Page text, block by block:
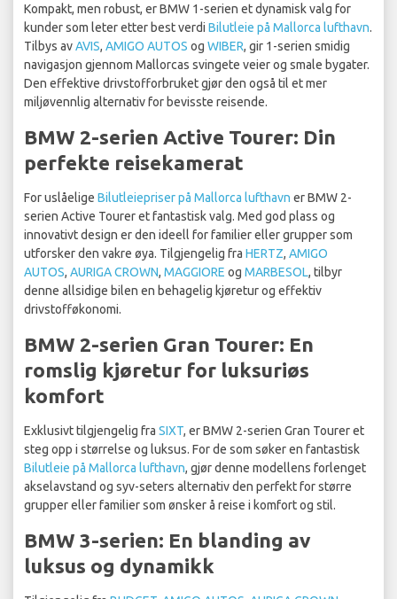
Kompakt, men robust, er BMW 1-serien et dynamisk valg for
kunder som leter etter best verdi Bilutleie på Mallorca lufthavn.
Tilbys avAVIS, AMIGO AUTOS og WIBER, gir 1-serien smidig
navigasjon gjennom Mallorcas svingete veier og smale bygater.
Den effektive drivstofforbruket gjør den også til et mer
miljøvennlig alternativ for bevisste reisende.
BMW 2-serien Active Tourer: Din
perfekte reisekamerat
For uslåelige Bilutleiepriser på Mallorca lufthavn er BMW 2-
serien Active Tourer et fantastisk valg. Med god plass og
innovativt design er den ideell for familier eller grupper som
utforsker den vakre øya. Tilgjengelig fra HERTZ, AMIGO
AUTOS, AURIGA CROWN, MAGGIORE og MARBESOL, tilbyr
denne allsidige bilen en behagelig kjøretur og effektiv
drivstofføkonomi.
BMW 2-serien Gran Tourer: En
romslig kjøretur for luksuriøs
komfort
Exklusivt tilgjengelig fra SIXT, er BMW 2-serien Gran Tourer et
steg opp i størrelse og luksus. For de som søker en fantastisk
Bilutleie på Mallorca lufthavn, gjør denne modellens forlenget
akselavstand og syv-seters alternativ den perfekt for større
grupper eller familier som ønsker å reise i komfort og stil.
BMW 3-serien: En blanding av
luksus og dynamikk